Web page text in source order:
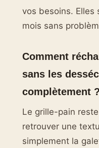
vos besoins. Elles
mois sans
Comment
sans les
complètement ?
Le grille-pain
retrouver une
simplement la